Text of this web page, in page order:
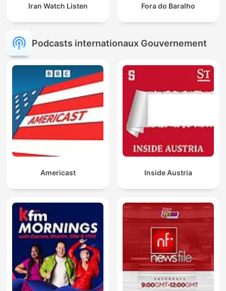
Iran Watch Listen Fora do Baralho
Podcasts internationaux Gouvernement
Americast Inside Austria